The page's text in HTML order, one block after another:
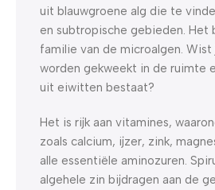
uit blauwgroene alg die te
en subtropische gebieden.
familie van de microalgen. Wist
worden gekweekt in de ruimte
uit eiwitten bestaat?
Het is rijk aan vitamines,
zoals calcium, ijzer, zink,
alle essentiële aminozuren.
algehele zin bijdragen aan de